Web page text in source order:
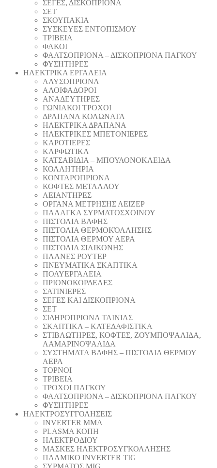
ΣΕΓΕΣ, ΔΙΣΚΟΠΡΙΟΝΑ
ΣΕΤ
ΣΚΟΥΠΑΚΙΑ
ΣΥΣΚΕΥΕΣ ΕΝΤΟΠΙΣΜΟΥ
ΤΡΙΒΕΙΑ
ΦΑΚΟΙ
ΦΑΛΤΣΟΠΡΙΟΝΑ – ΔΙΣΚΟΠΡΙΟΝΑ ΠΑΓΚΟΥ
ΦΥΣΗΤΗΡΕΣ
ΗΛΕΚΤΡΙΚΑ ΕΡΓΑΛΕΙΑ
AΛΥΣΟΠΡΙΟΝΑ
ΑΛΟΙΦΑΔOΡΟI
ΑΝΑΔΕΥΤΗΡΕΣ
ΓΩΝΙΑΚΟΙ ΤΡΟΧΟΙ
ΔΡΑΠΑΝΑ ΚΟΛΩΝΑΤΑ
ΗΛΕΚΤΡΙΚΑ ΔΡΑΠΑΝΑ
ΗΛΕΚΤΡΙΚΕΣ ΜΠΕΤΟΝΙΕΡΕΣ
ΚΑΡΟΤΙΕΡΕΣ
ΚΑΡΦΩΤΙΚΑ
ΚΑΤΣΑΒΙΔΙΑ – ΜΠΟΥΛΟΝΟΚΛΕΙΔΑ
ΚΟΛΛΗΤΗΡΙΑ
ΚΟΝΤΑΡΟΠΡΙΟΝΑ
ΚΟΦΤΕΣ ΜΕΤΑΛΛΟΥ
ΛΕΙΑΝΤΗΡEΣ
ΟΡΓΑΝΑ ΜΕΤΡΗΣΗΣ ΛΕΙΖΕΡ
ΠΑΛΑΓΚΑ ΣΥΡΜΑΤΟΣΧΟΙΝΟΥ
ΠΙΣΤΟΛΙΑ ΒΑΦΗΣ
ΠΙΣΤΟΛΙΑ ΘΕΡΜΟΚΌΛΛΗΣΗΣ
ΠΙΣΤΟΛΙΑ ΘΕΡΜΟΥ ΑΕΡΑ
ΠΙΣΤΟΛΙΑ ΣΙΛΙΚΟΝΗΣ
ΠΛΑΝΕΣ ΡΟΥΤΕΡ
ΠΝΕΥΜΑΤΙΚΑ ΣΚΑΠΤΙΚΑ
ΠΟΛΥΕΡΓΑΛΕΙΑ
ΠΡΙΟΝΟΚΟΡΔΕΛΕΣ
ΣΑΤΙΝΙΕΡΕΣ
ΣΕΓΕΣ ΚΑΙ ΔΙΣΚΟΠΡΙΟΝΑ
ΣΕΤ
ΣΙΔΗΡΟΠΡΙΟΝΑ ΤΑΙΝΙΑΣ
ΣΚΑΠΤΙΚΑ – ΚΑΤΕΔΑΦΙΣΤΙΚΑ
ΣΤΙΒΛΩΤΗΡΕΣ, ΚΟΦΤΕΣ, ΖΟΥΜΠΟΨΑΛΙΔΑ,
ΛΑΜΑΡΙΝΟΨΑΛΙΔΑ
ΣΥΣΤΗΜΑΤΑ ΒΑΦΗΣ – ΠΙΣΤΟΛΙΑ ΘΕΡΜΟΥ
ΑΕΡΑ
ΤΟΡΝΟΙ
ΤΡΙΒΕΙΑ
ΤΡΟΧΟΙ ΠΑΓΚΟΥ
ΦΑΛΤΣΟΠΡΙΟΝΑ – ΔΙΣΚΟΠΡΙΟΝΑ ΠΑΓΚΟΥ
ΦΥΣΗΤΗΡΕΣ
ΗΛΕΚΤΡΟΣΥΓΓΟΛΗΣΕΙΣ
INVERTER MMA
PLASMA ΚΟΠΗ
ΗΛΕΚΤΡΟΔΙΟΥ
ΜΑΣΚΕΣ ΗΛΕΚΤΡΟΣΥΓΚΟΛΛΗΣΗΣ
ΠΑΛΜΙΚΟ INVERTER TIG